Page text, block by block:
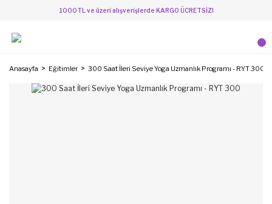
1000TL ve üzeri alışverişlerde KARGO ÜCRETSİZ!
Anasayfa Eğitimler 300 Saat İleri Seviye Yoga Uzmanlık Programı - RYT 300